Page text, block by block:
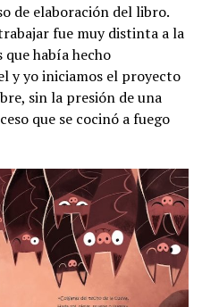
de elaboración del libro.
fue muy distinta a la
había hecho
y yo iniciamos el proyecto
sin la presión de una
que se cocinó a fuego